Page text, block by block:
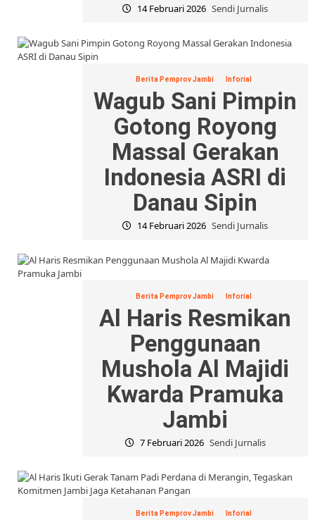
14 Februari 2026 Sendi Jurnalis
Berita Pemprov Jambi Inforial
Wagub Sani Pimpin
Gotong Royong
Massal Gerakan
Indonesia ASRI di
Danau Sipin
14 Februari 2026 Sendi Jurnalis
Berita Pemprov Jambi Inforial
Al Haris Resmikan
Penggunaan
Mushola Al Majidi
Kwarda Pramuka
Jambi
7 Februari 2026 Sendi Jurnalis
Berita Pemprov Jambi Inforial